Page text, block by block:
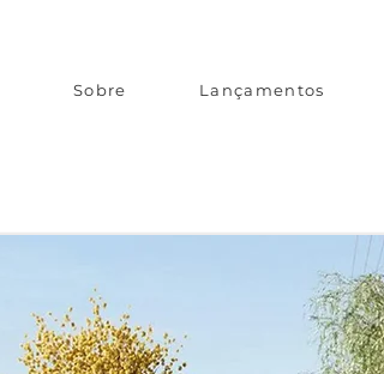
Sobre Lançamentos